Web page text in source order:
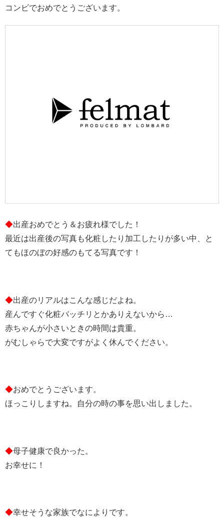
コンビでおめでとうございます。
◆出産おめでとう＆お疲れ様でした！
最近は出産後の写真も化粧したり加工したりが多い中、と
てもほのぼの好感のもてる写真です！
◆出産のリアルはこんな感じだよね。
産んですぐ化粧バッチリとかありえないから…
赤ちゃんが小さいときの時間は貴重。
がむしゃらで大変ですがよく休んでください。
◆おめでとうございます。
ほっこりしますね。自分の時の事を思い出しました。
◆母子健康で良かった。
お幸せに！
◆幸せそうな家族でなによりです。